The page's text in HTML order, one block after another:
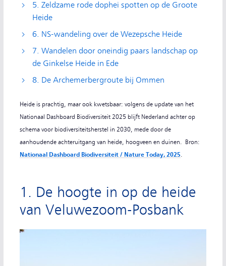
5. Zeldzame rode dophei spotten op de Groote
Heide
6. NS-wandeling over de Wezepsche Heide
7. Wandelen door oneindig paars landschap op
de Ginkelse Heide in Ede
8. De Archemerbergroute bij Ommen
Heide is prachtig, maar ook kwetsbaar: volgens de update van het
Nationaal Dashboard Biodiversiteit 2025 blijft Nederland achter op
schema voor biodiversiteitsherstel in 2030, mede door de
aanhoudende achteruitgang van heide, hoogveen en duinen. Bron:
Nationaal Dashboard Biodiversiteit / Nature Today, 2025.
1. De hoogte in op de heide
van Veluwezoom-Posbank